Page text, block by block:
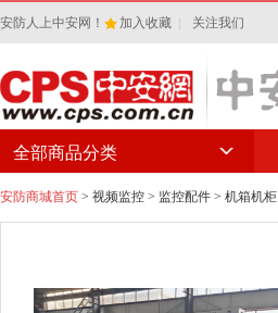
安防人上中安网！ 加入收藏 关注我们
全部商品分类
安防商城首页 > 视频监控 > 监控配件 > 机箱机柜